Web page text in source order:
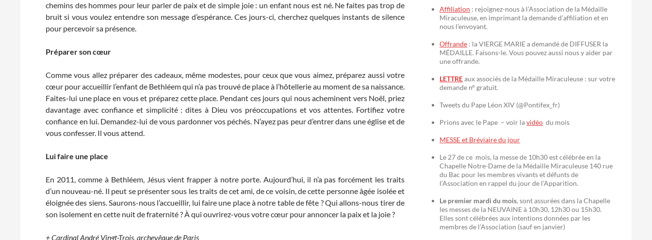
chemins des hommes pour leur parler de paix et de simple joie : un enfant nous est né. Ne faites pas trop de
bruit si vous voulez entendre son message d’espérance. Ces jours-ci, cherchez quelques instants de silence
pour percevoir sa présence.
Préparer son cœur
Comme vous allez préparer des cadeaux, même modestes, pour ceux que vous aimez, préparez aussi votre
cœur pour accueillir l’enfant de Bethléem qui n’a pas trouvé de place à l’hôtellerie au moment de sa naissance.
Faites-lui une place en vous et préparez cette place. Pendant ces jours qui nous acheminent vers Noël, priez
davantage avec confiance et simplicité : dites à Dieu vos préoccupations et vos attentes. Fortifiez votre
confiance en lui. Demandez-lui de vous pardonner vos péchés. N’ayez pas peur d’entrer dans une église et de
vous confesser. Il vous attend.
Lui faire une place
En 2011, comme à Bethléem, Jésus vient frapper à notre porte. Aujourd’hui, il n’a pas forcément les traits
d’un nouveau-né. Il peut se présenter sous les traits de cet ami, de ce voisin, de cette personne âgée isolée et
éloignée des siens. Saurons-nous l’accueillir, lui faire une place à notre table de fête ? Qui allons-nous tirer de
son isolement en cette nuit de fraternité ? À qui ouvrirez-vous votre cœur pour annoncer la paix et la joie ?
+ Cardinal André Vingt-Trois, archevêque de Paris
Affiliation : rejoignez-nous à l’Association de la Médaille
Miraculeuse, en imprimant la demande d’affiliation et en
nous l’envoyant.
Offrande : la VIERGE MARIE a demandé de DIFFUSER la
MÉDAILLE. Faisons-le. Vous pouvez aussi nous y aider par
une offrande.
LETTREaux associés de la Médaille Miraculeuse : sur votre
demande n° gratuit.
Tweets du Pape Léon XIV (@Pontifex_fr)
Prions avec le Pape – voir lavidéo du mois
MESSE et Bréviaire du jour
Le 27 de ce mois, la messe de 10h30 est célébrée en la
Chapelle Notre-Dame de la Médaille Miraculeuse 140 rue
du Bac pour les membres vivants et défunts de
l’Association en rappel du jour de l’Apparition.
Le premier mardi du mois, sont assurées dans la Chapelle
les messes de la NEUVAINE à 10h30, 12h30 ou 15h30.
Elles sont célébrées aux intentions données par les
membres de l’Association (sauf en janvier)